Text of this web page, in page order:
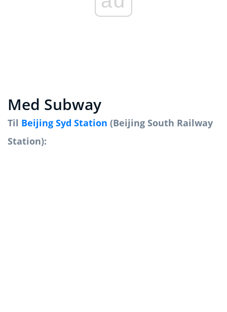
Med Subway
Til Beijing Syd Station (Beijing South Railway
Station):